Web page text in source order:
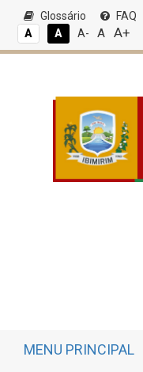
Glossário FAQ
A
A A- A A+
MENU PRINCIPAL